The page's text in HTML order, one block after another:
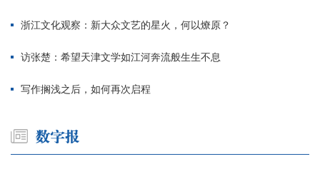
浙江文化观察：新大众文艺的星火，何以燎原？
访张楚：希望天津文学如江河奔流般生生不息
写作搁浅之后，如何再次启程